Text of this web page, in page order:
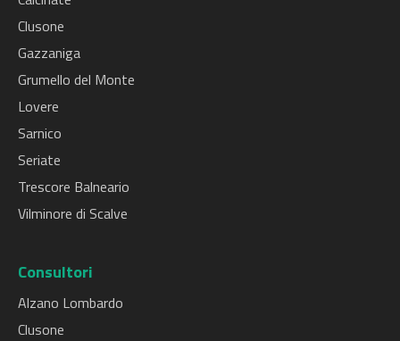
Clusone
Gazzaniga
Grumello del Monte
Lovere
Sarnico
Seriate
Trescore Balneario
Vilminore di Scalve
Consultori
Alzano Lombardo
Clusone